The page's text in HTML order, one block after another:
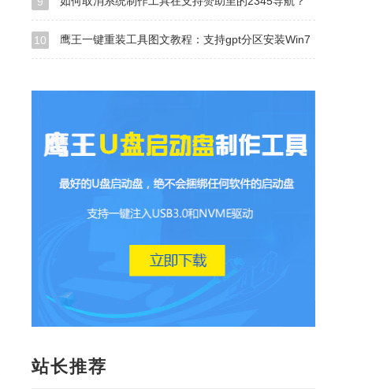
10 鹰王一键重装工具图文教程：支持gpt分区安装Win7
站长推荐